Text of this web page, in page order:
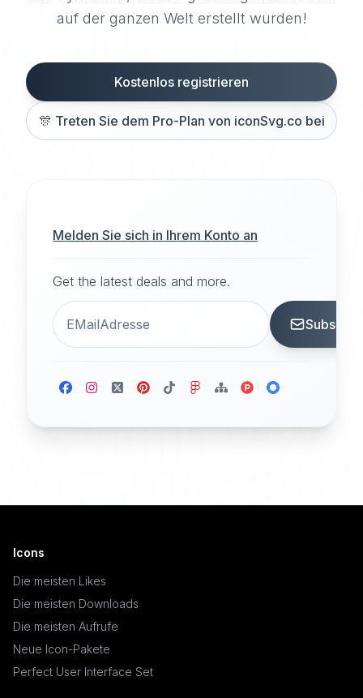
auf der ganzen Welt erstellt wurden!
Kostenlos registrieren
🎊 Treten Sie dem Pro-Plan von iconSvg.co bei
Melden Sie sich in Ihrem Konto an
Get the latest deals and more.
Icons
Die meisten Likes
Die meisten Downloads
Die meisten Aufrufe
Neue Icon-Pakete
Perfect User Interface Set